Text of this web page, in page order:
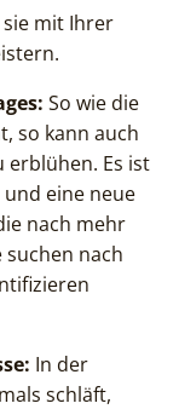
mit Ihrer
So wie die
so kann auch
erblühen. Es ist
eine neue
nach mehr
nach
In der
schläft,